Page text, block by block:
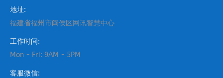
地址:
福建省福州市闽侯区网讯智慧中心
工作时间:
Mon - Fri: 9AM - 5PM
客服微信: